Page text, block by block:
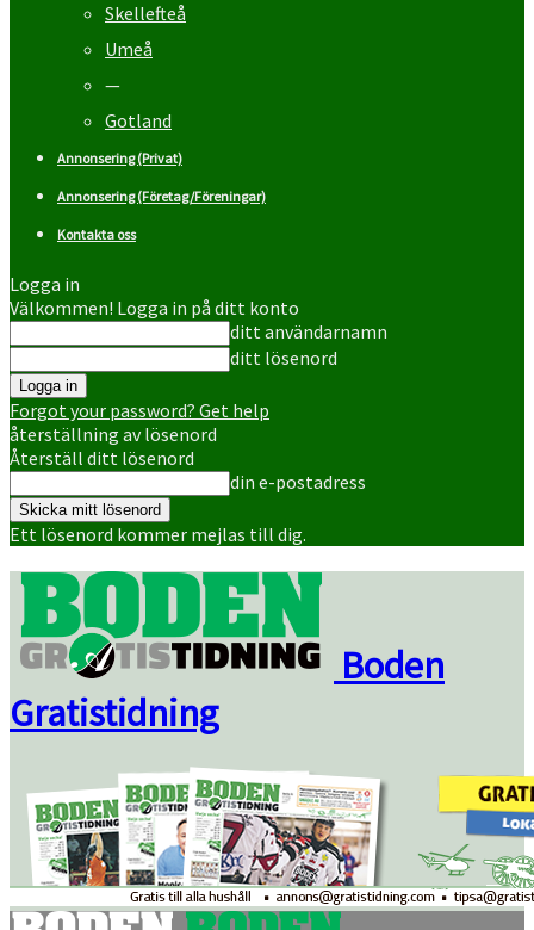
Skellefteå
Umeå
—
Gotland
Annonsering (Privat)
Annonsering (Företag/Föreningar)
Kontakta oss
Logga in
Välkommen! Logga in på ditt konto
ditt användarnamn
ditt lösenord
Forgot your password? Get help
återställning av lösenord
Återställ ditt lösenord
din e-postadress
Ett lösenord kommer mejlas till dig.
Boden
Gratistidning